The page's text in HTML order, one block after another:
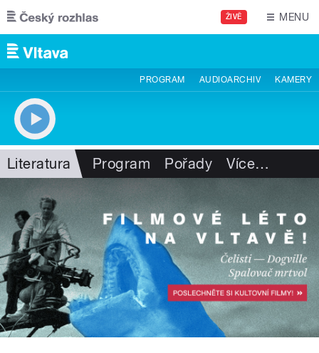
Přejít k hlavnímu obsahu
ŽIVĚ MENU
PROGRAM AUDIOARCHIV KAMERY
Literatura Program Pořady Více…